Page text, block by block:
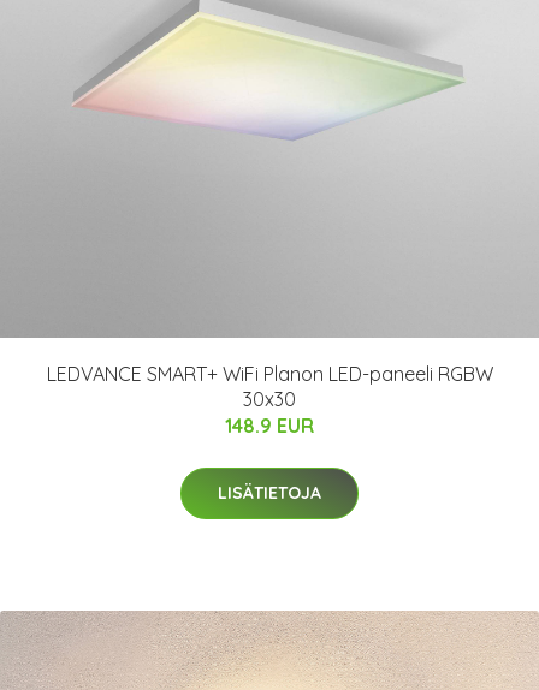
LEDVANCE SMART+ WiFi Planon LED-paneeli RGBW
30x30
148.9 EUR
LISÄTIETOJA